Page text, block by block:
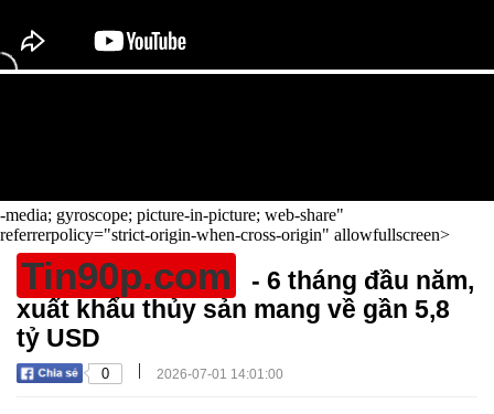
-media; gyroscope; picture-in-picture; web-share"
referrerpolicy="strict-origin-when-cross-origin" allowfullscreen>
Tin90p.com
- 6 tháng đầu năm,
xuất khẩu thủy sản mang về gần 5,8
tỷ USD
0 | 2026-07-01 14:01:00